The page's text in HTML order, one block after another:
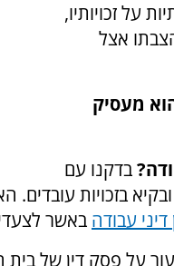
על זכויותיו,
אצל
מעסיק
בדקנו עם
בזכויות עובדים.
דיני עבודה באשר
על פסק דין של בית